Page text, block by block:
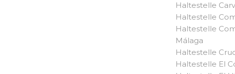
Haltestelle
Haltestelle
Haltestelle
Málaga
Haltestelle
Haltestelle El